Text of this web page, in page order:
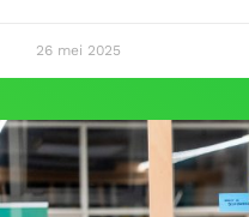
26 mei 2025